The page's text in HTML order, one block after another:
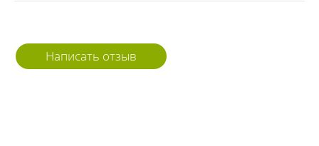
Написать отзыв